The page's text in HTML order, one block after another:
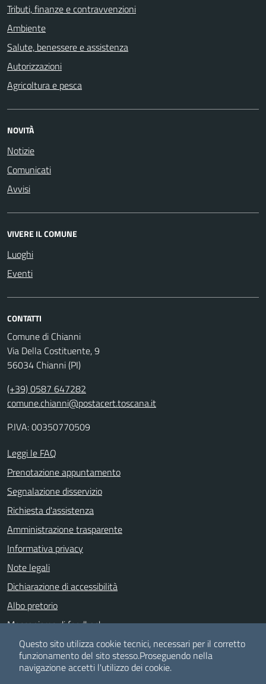
Tributi, finanze e contravvenzioni
Ambiente
Salute, benessere e assistenza
Autorizzazioni
Agricoltura e pesca
NOVITÀ
Notizie
Comunicati
Avvisi
VIVERE IL COMUNE
Luoghi
Eventi
CONTATTI
Comune di Chianni
Via Della Costituente, 9
56034 Chianni (PI)
(+39) 0587 647282
comune.chianni@postacert.toscana.it
P.IVA: 00350770509
Leggi le FAQ
Prenotazione appuntamento
Segnalazione disservizio
Richiesta d'assistenza
Amministrazione trasparente
Informativa privacy
Note legali
Dichiarazione di accessibilità
Albo pretorio
Meccanismo di feedback
Whistle Blowing
Questo sito utilizza cookie tecnici, necessari per il corretto
funzionamento del sito stesso.Proseguendo nella
navigazione accetti l'utilizzo dei cookie.